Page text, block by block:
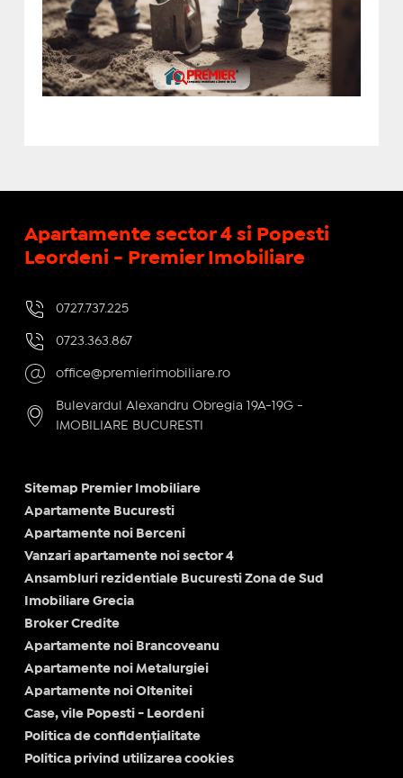
Apartamente sector 4 si Popesti
Leordeni - Premier Imobiliare
0727.737.225
0723.363.867
office@premierimobiliare.ro
Bulevardul Alexandru Obregia 19A-19G -
IMOBILIARE BUCURESTI
Sitemap Premier Imobiliare
Apartamente Bucuresti
Apartamente noi Berceni
Vanzari apartamente noi sector 4
Ansambluri rezidentiale Bucuresti Zona de Sud
Imobiliare Grecia
Broker Credite
Apartamente noi Brancoveanu
Apartamente noi Metalurgiei
Apartamente noi Oltenitei
Case, vile Popesti - Leordeni
Politica de confidențialitate
Politica privind utilizarea cookies